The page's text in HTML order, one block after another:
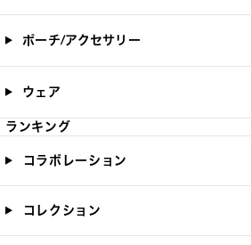
ポーチ/アクセサリー
ウェア
ランキング
コラボレーション
コレクション